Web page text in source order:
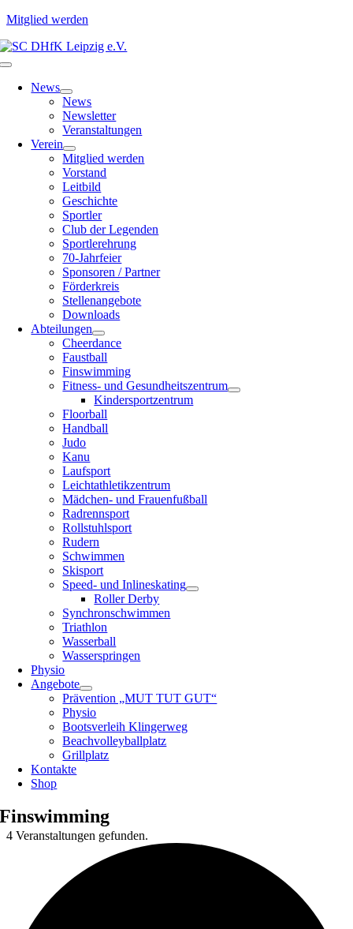
Mitglied werden
Zum
Inhalt
Toggle
NavigationNews
News
Newsletter
Veranstaltungen
Verein
Mitglied werden
Vorstand
Leitbild
Geschichte
Sportler
Club der Legenden
Sportlerehrung
70-Jahrfeier
Sponsoren / Partner
Förderkreis
Stellenangebote
Downloads
Abteilungen
Cheerdance
Faustball
Finswimming
Fitness- und Gesundheitszentrum
Kindersportzentrum
Floorball
Handball
Judo
Kanu
Laufsport
Leichtathletikzentrum
Mädchen- und Frauenfußball
Radrennsport
Rollstuhlsport
Rudern
Schwimmen
Skisport
Speed- und Inlineskating
Roller Derby
Synchronschwimmen
Triathlon
Wasserball
Wasserspringen
Physio
Angebote
Prävention „MUT TUT GUT“
Physio
Bootsverleih Klingerweg
Beachvolleyballplatz
Grillplatz
Kontakte
Shop
Finswimming
4 Veranstaltungen gefunden.